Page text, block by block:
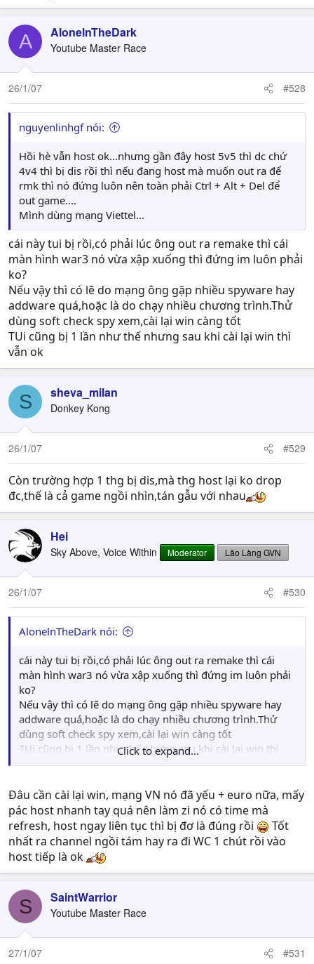
A AlonelnTheDark
Youtube Master Race
26/1/07 #528
nguyenlinhgf nói:
Hồi hè vẫn host ok...nhưng gần đây host 5v5 thì dc chứ
4v4 thì bị dis rồi thì nếu đang host mà muốn out ra để
rmk thì nó đứng luôn nên toàn phải Ctrl + Alt + Del để
out game....
Mình dùng mạng Viettel...
cái này tui bị rồi,có phải lúc ông out ra remake thì cái
màn hình war3 nó vừa xập xuống thì đứng im luôn phải
ko?
Nếu vậy thì có lẽ do mạng ông gặp nhiều spyware hay
addware quá,hoặc là do chạy nhiều chương trình.Thử
dùng soft check spy xem,cài lại win càng tốt
TUi cũng bị 1 lần như thế nhưng sau khi cài lại win thì
vẫn ok
S sheva_milan
Donkey Kong
26/1/07 #529
Còn trường hợp 1 thg bị dis,mà thg host lại ko drop
đc,thế là cả game ngồi nhìn,tán gẫu với nhau
Hei
Sky Above, Voice Within Moderator Lão Làng GVN
26/1/07 #530
AlonelnTheDark nói:
cái này tui bị rồi,có phải lúc ông out ra remake thì cái
màn hình war3 nó vừa xập xuống thì đứng im luôn phải
ko?
Nếu vậy thì có lẽ do mạng ông gặp nhiều spyware hay
addware quá,hoặc là do chạy nhiều chương trình.Thử
dùng soft check spy xem,cài lại win càng tốt
TUi cũng bị 1 lần như thế nhưng sau khi cài lại win thì
vẫn ok
Click to expand...
Đâu cần cài lại win, mạng VN nó đã yếu + euro nữa, mấy
pác host nhanh tay quá nên làm zi nó có time mà
refresh, host ngay liên tục thì bị đơ là đúng rồi
Tốt
nhất ra channel ngồi tám hay ra đi WC 1 chút rồi vào
host tiếp là ok
S SaintWarrior
Youtube Master Race
27/1/07 #531